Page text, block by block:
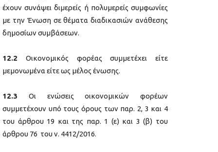
έχουν συνάψει διμερείς ή πολυμερείς συμφωνίες
με την Ένωση σε θέματα διαδικασιών ανάθεσης
δημοσίων συμβάσεων.
12.2 Οικονομικός φορέας συμμετέχει είτε
μεμονωμένα είτε ως μέλος ένωσης.
12.3 Οι ενώσεις οικονομικών φορέων
συμμετέχουν υπό τους όρους των παρ. 2, 3 και 4
του άρθρου 19 και της παρ. 1 (ε) και 3 (β) του
άρθρου 76 του ν. 4412/2016.